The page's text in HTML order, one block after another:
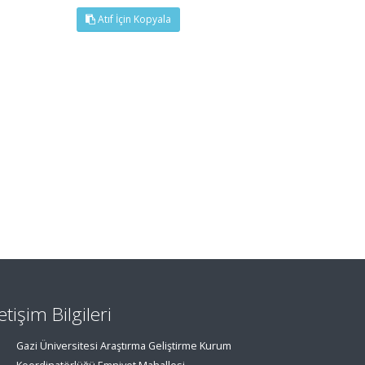
Atıf İçin Kopyala
Bilgileri
Gazi Üniversitesi Araştırma Geliştirme Kurum